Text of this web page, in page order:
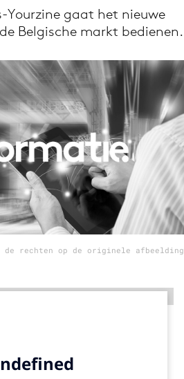
via de Adformatie
app
Yourzine gaat het nieuwe
Belgische markt bedienen.
de rechten op de originele afbeelding